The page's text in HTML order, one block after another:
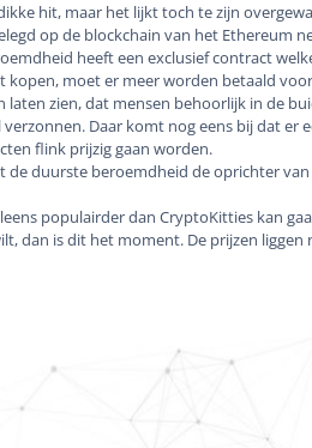
hit, maar het lijkt toch te zijn
op de blockchain van het Ethereum
heeft een exclusief contract
moet er meer worden betaald
laten zien, dat mensen behoorlijk in de
Daar komt nog eens bij dat er
flink prijzig gaan worden.
duurste beroemdheid de oprichter
populairder dan CryptoKitties kan
dan is dit het moment. De prijzen